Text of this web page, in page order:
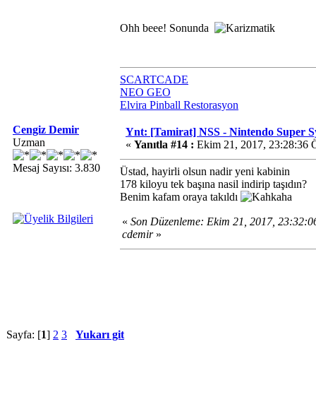
Ohh beee! Sonunda
SCARTCADE
NEO GEO
Elvira Pinball Restorasyon
Cengiz Demir
Uzman
Mesaj Sayısı: 3.830
Ynt: [Tamirat] NSS - Nintendo Super
« Yanıtla #14 : Ekim 21, 2017, 23:28:36
Üstad, hayirli olsun nadir yeni kabinin
178 kiloyu tek başına nasil indirip taşıdın?
Benim kafam oraya takıldı
« Son Düzenleme: Ekim 21, 2017,
cdemir»
Sayfa: [1] 2 3 Yukarı git